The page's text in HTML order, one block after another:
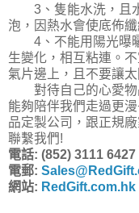
3、隻能水洗，且水
泡，因熱水會使底佈
4、不能用陽光曝曬
生變化，相互粘連。
氣片邊上，且不要讓太
對待自己的心愛物
能夠陪伴我們走過更
品定製公司，跟正規
聯繫我們!
電話: (852) 3111 6427
電郵:
網站: RedGift.com.hk